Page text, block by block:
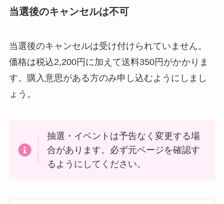
当選後のキャンセルは不可
当選後のキャンセルは受け付けられていません。
価格は税込2,200円に加えて送料350円がかかりま
す。購入意思がある方のみ申し込むようにしまし
ょう。
抽選・イベントは予告なく変更する場
合があります。必ず元ページを確認す
るようにしてください。